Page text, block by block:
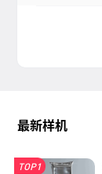
最新样机
TOP1